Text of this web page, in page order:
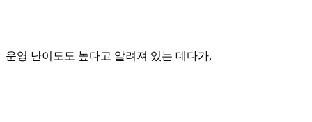
운영 난이도도 높다고 알려져 있는 데다가,